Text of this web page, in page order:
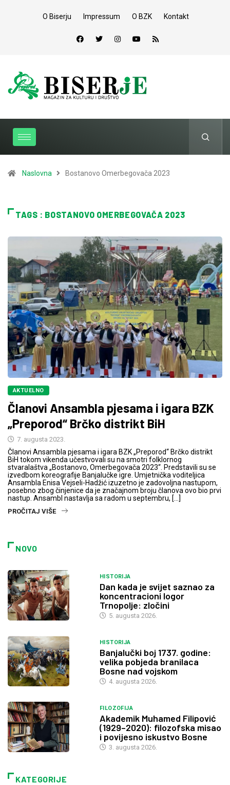
O Biserju Impressum O BZK Kontakt
Naslovna Bostanovo Omerbegovača 2023
TAGS : BOSTANOVO OMERBEGOVAČA 2023
AKTUELNO
Članovi Ansambla pjesama i igara BZK
„Preporod“ Brčko distrikt BiH
7. augusta 2023.
Članovi Ansambla pjesama i igara BZK „Preporod“ Brčko distrikt
BiH tokom vikenda učestvovali su na smotri folklornog
stvaralaštva „Bostanovo, Omerbegovača 2023“. Predstavili su se
izvedbom koreografije Banjalučke igre. Umjetnička voditeljica
Ansambla Enisa Vejseli-Hadžić izuzetno je zadovoljna nastupom,
posebno zbog činjenice da je značajnom broju članova ovo bio prvi
nastup. Ansambl nastavlja sa radom u septembru, […]
PROČITAJ VIŠE
NOVO
HISTORIJA
Dan kada je svijet saznao za
koncentracioni logor
Trnopolje: zločini
5. augusta 2026.
HISTORIJA
Banjalučki boj 1737. godine:
velika pobjeda branilaca
Bosne nad vojskom
4. augusta 2026.
FILOZOFIJA
Akademik Muhamed Filipović
(1929–2020): filozofska misao
i povijesno iskustvo Bosne
3. augusta 2026.
KATEGORIJE